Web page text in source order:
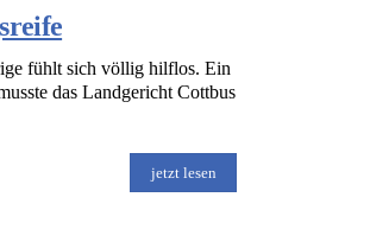
fühlt sich völlig hilflos. Ein
das Landgericht Cottbus
jetzt lesen